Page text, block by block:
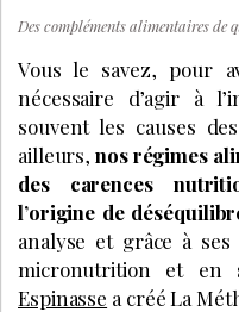
Des compléments alimentaires de
Vous le savez, pour
nécessaire d’agir à
souvent les causes
ailleurs,nos régimes
des carences
l’origine de
analyse et grâce à ses
micronutrition et en
Espinasse a créé La